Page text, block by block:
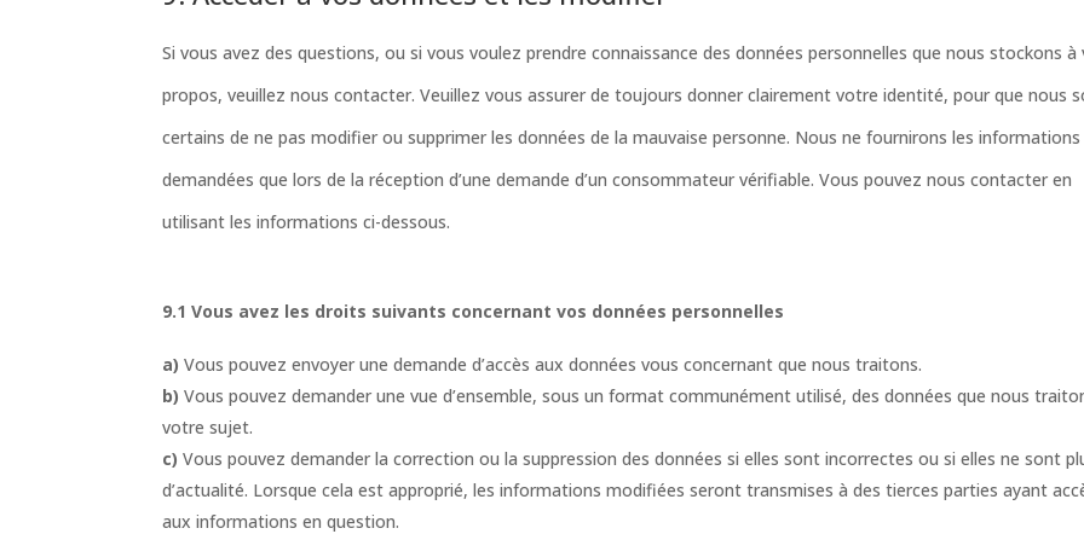
Si vous avez des questions, ou si vous voulez prendre connaissance des données personnelles que nous stockons
propos, veuillez nous contacter. Veuillez vous assurer de toujours donner clairement votre identité, pour que nous
certains de ne pas modifier ou supprimer les données de la mauvaise personne. Nous ne fournirons les informations
demandées que lors de la réception d’une demande d’un consommateur vérifiable. Vous pouvez nous contacter en
utilisant les informations ci-dessous.
9.1 Vous avez les droits suivants concernant vos données personnelles
Vous pouvez envoyer une demande d’accès aux données vous concernant que nous traitons.
Vous pouvez demander une vue d’ensemble, sous un format communément utilisé, des données que nous
votre sujet.
Vous pouvez demander la correction ou la suppression des données si elles sont incorrectes ou si elles ne sont
d’actualité. Lorsque cela est approprié, les informations modifiées seront transmises à des tierces parties ayant
aux informations en question.